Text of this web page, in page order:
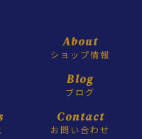
About
ショップ情報
Blog
ブログ
Contact
お問い合わせ